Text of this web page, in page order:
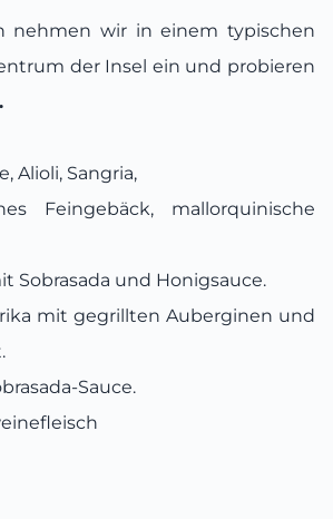
nehmen wir in einem typischen
der Insel ein und probieren
Alioli, Sangria,
Feingebäck, mallorquinische
Sobrasada und Honigsauce.
mit gegrillten Auberginen und
Sauce.